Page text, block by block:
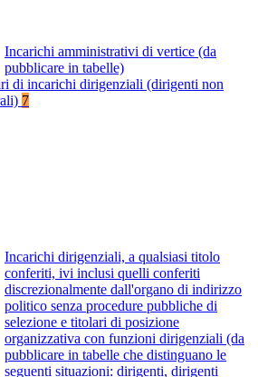
Incarichi amministrativi di vertice (da
pubblicare in tabelle)
di incarichi dirigenziali (dirigenti non
7
Incarichi dirigenziali, a qualsiasi titolo
conferiti, ivi inclusi quelli conferiti
discrezionalmente dall'organo di indirizzo
politico senza procedure pubbliche di
selezione e titolari di posizione
organizzativa con funzioni dirigenziali (da
pubblicare in tabelle che distinguano le
seguenti situazioni: dirigenti, dirigenti